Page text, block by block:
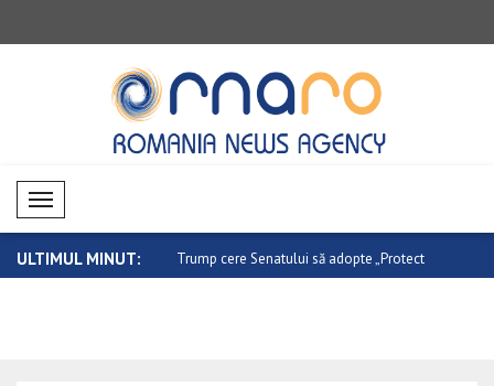
Mobil Menü
ULTIMUL MINUT:
să adopte „Protect O nouă etapă în relațiile dintre Canada ..